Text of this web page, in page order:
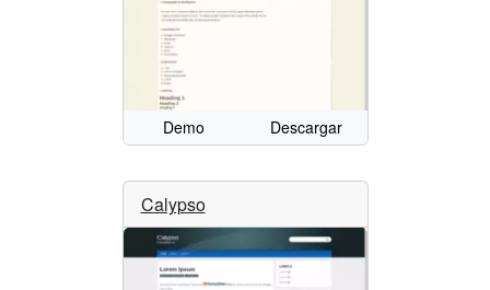
Demo Descargar
Calypso